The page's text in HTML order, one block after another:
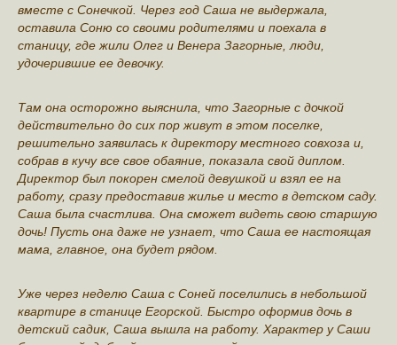
вместе с Сонечкой. Через год Саша не выдержала,
оставила Соню со своими родителями и поехала в
станицу, где жили Олег и Венера Загорные, люди,
удочерившие ее девочку.
Там она осторожно выяснила, что Загорные с дочкой
действительно до сих пор живут в этом поселке,
решительно заявилась к директору местного совхоза и,
собрав в кучу все свое обаяние, показала свой диплом.
Директор был покорен смелой девушкой и взял ее на
работу, сразу предоставив жилье и место в детском саду.
Саша была счастлива. Она сможет видеть свою старшую
дочь! Пусть она даже не узнает, что Саша ее настоящая
мама, главное, она будет рядом.
Уже через неделю Саша с Соней поселились в небольшой
квартире в станице Егорской. Быстро оформив дочь в
детский садик, Саша вышла на работу. Характер у Саши